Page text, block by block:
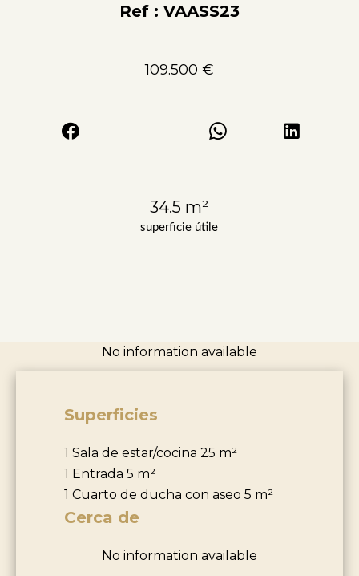
superficie útile
34.5 m²
Ref : VAASS23
109.500 €
No information available
Superficies
1 Sala de estar/cocina 25 m²
1 Entrada 5 m²
1 Cuarto de ducha con aseo 5 m²
Cerca de
No information available